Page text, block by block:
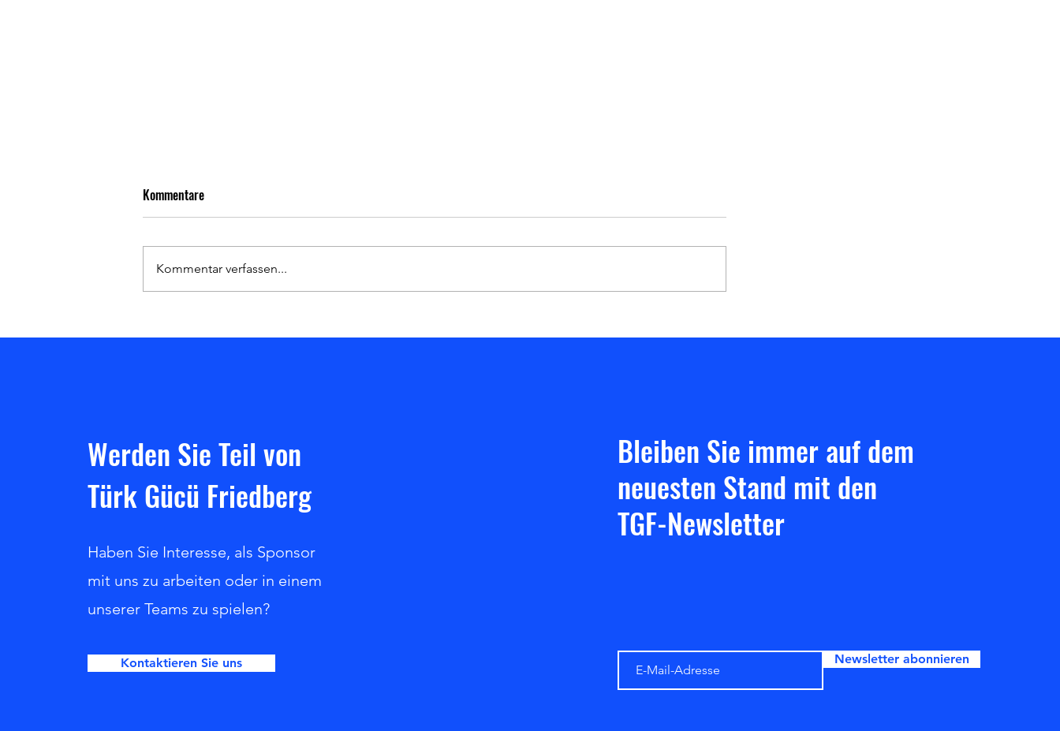
Hessenpokal 2025/2026
❤️🤍🔥
Sichern! ❤️🤍
Kommentare
Kommentar verfassen...
Werden Sie Teil von
Türk Gücü Friedberg
Haben Sie Interesse, als Sponsor
mit uns zu arbeiten oder in einem
unserer Teams zu spielen?
Kontaktieren Sie uns
Bleiben Sie immer auf dem
neuesten Stand mit den
TGF-Newsletter
Newsletter abonnieren